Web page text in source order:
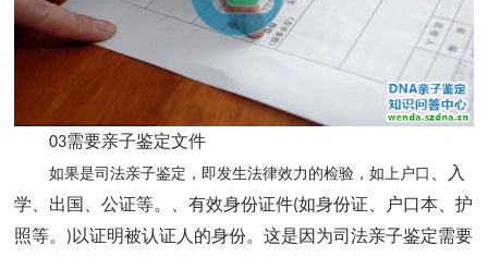
03需要亲子鉴定文件
如果是司法亲子鉴定，即发生法律效力的检验，如上户口
、入
学、出国、公证等。、有效身份证件(如身份证、户口本、护
照等。 ) 以证明被认证人的身份。这是因为司法亲子鉴定需要